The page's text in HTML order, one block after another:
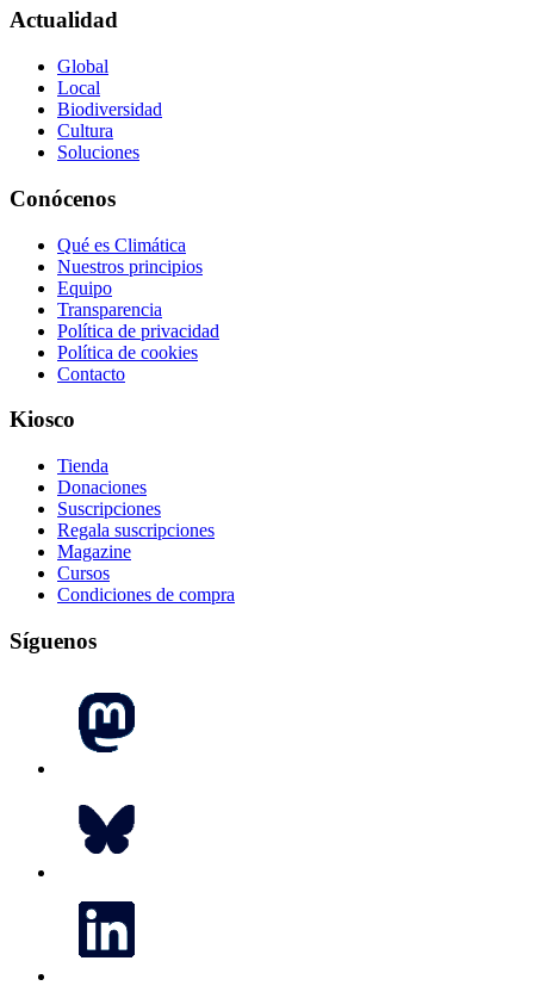
Actualidad
Global
Local
Biodiversidad
Cultura
Soluciones
Conócenos
Qué es Climática
Nuestros principios
Equipo
Transparencia
Política de privacidad
Política de cookies
Contacto
Kiosco
Tienda
Donaciones
Suscripciones
Regala suscripciones
Magazine
Cursos
Condiciones de compra
Síguenos